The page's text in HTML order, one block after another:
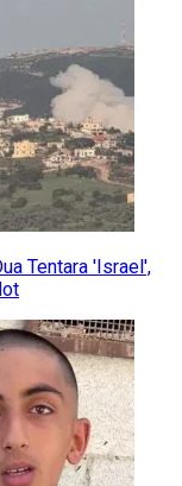
Tentara 'Israel',